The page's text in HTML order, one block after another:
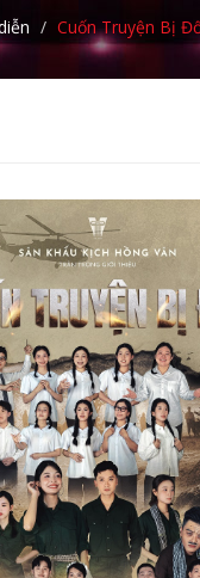
Cuốn Truyện Bị